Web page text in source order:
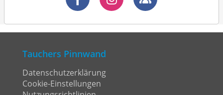
Tauchers Pinnwand
Datenschutzerklärung
Cookie-Einstellungen